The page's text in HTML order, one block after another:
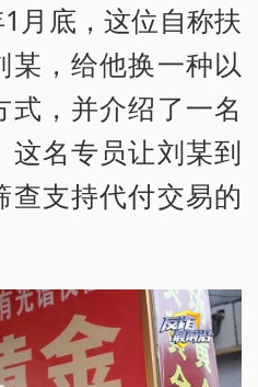
底，这位自称扶
某，给他换一种以
，并介绍了一名
这名专员让刘某到
查支持代付交易的